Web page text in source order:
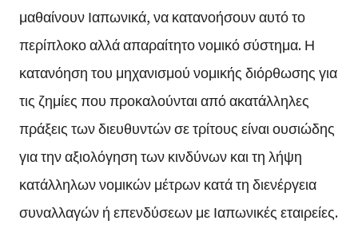
μαθαίνουν Ιαπωνικά, να κατανοήσουν αυτό το
περίπλοκο αλλά απαραίτητο νομικό σύστημα. Η
κατανόηση του μηχανισμού νομικής διόρθωσης για
τις ζημίες που προκαλούνται από ακατάλληλες
πράξεις των διευθυντών σε τρίτους είναι ουσιώδης
για την αξιολόγηση των κινδύνων και τη λήψη
κατάλληλων νομικών μέτρων κατά τη διενέργεια
συναλλαγών ή επενδύσεων με Ιαπωνικές εταιρείες.